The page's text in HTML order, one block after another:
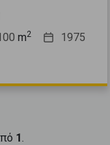
m2 1975
1